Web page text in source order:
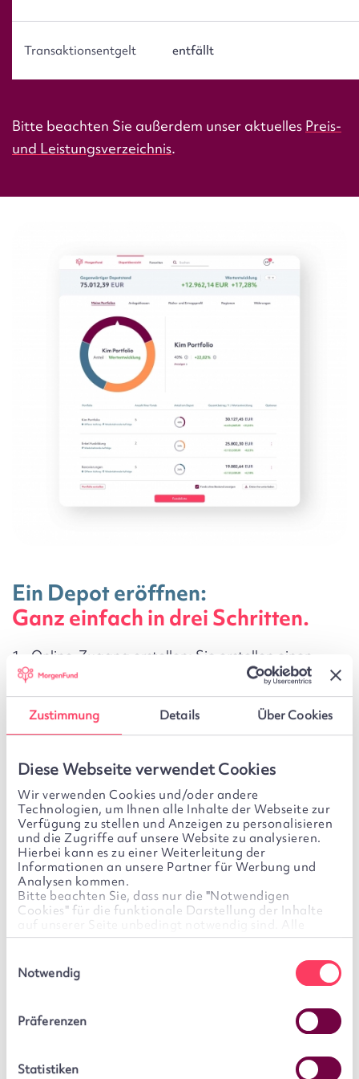
Zustimmung Details Über Cookies
Diese Webseite verwendet Cookies
Wir verwenden Cookies und/oder andere
Technologien, um Ihnen alle Inhalte der Webseite zur
Verfügung zu stellen und Anzeigen zu personalisieren
und die Zugriffe auf unsere Website zu analysieren.
Hierbei kann es zu einer Weiterleitung der
Informationen an unsere Partner für Werbung und
Analysen kommen.
Bitte beachten Sie, dass nur die "Notwendigen
Cookies" für die funktionale Darstellung der Inhalte
auf unserer Seite unbedingt notwendig sind. Alle
weiteren Cookies sind optional. Für diese wird Ihre
jederzeit von Ihnen widerrufen werden. Sie können Ihre
Einwilligung im Cookie-Banner jederzeit selbst ändern,
des Cookie-Banners klicken.
who may receive and
process your information.
Notwendig
Präferenzen
Statistiken
Transaktionsentgelt entfällt
Bitte beachten Sie außerdem unser aktuelles Preis-
und Leistungsverzeichnis.
Ein Depot eröffnen:
Ganz einfach in drei Schritten.
Online-Zugang erstellen: Sie erstellen einen
Online-Zugang mit Ihrer E-Mail-Adresse und
einem frei wählbaren Passwort.
Depoteröffnungsantrag komplett digital
aus.
Legitimation durchführen:Sie legitimieren sich
ganz einfach innerhalb von wenigen Minuten per
Video über unseren Partner WebID Solutions.
Neues Depot eröffnen